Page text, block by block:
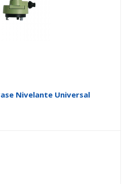
Nivelante Universal